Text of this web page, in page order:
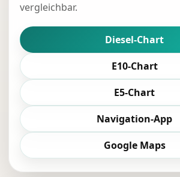
vergleichbar.
Diesel-Chart
E10-Chart
E5-Chart
Navigation-App
Google Maps